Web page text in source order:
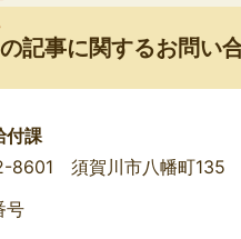
記事に関するお問い
付課
8601 須賀川市八幡町135
号